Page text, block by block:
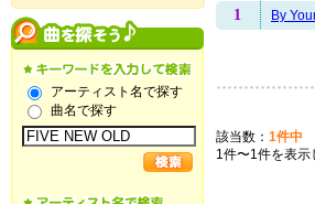
アーティスト名で探す
曲名で探す
1 By
該当数： 1件中
1件〜1件を表示